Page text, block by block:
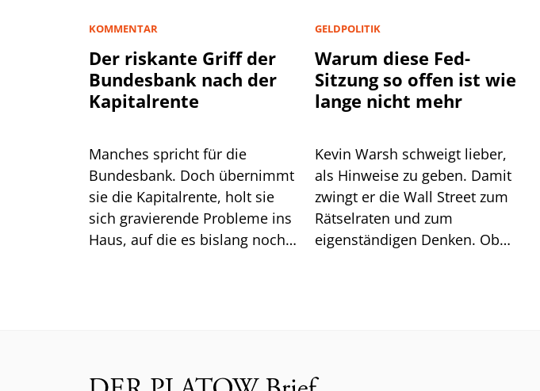
KOMMENTAR
Der riskante Griff der
Bundesbank nach der
Kapitalrente
Manches spricht für die
Bundesbank. Doch übernimmt
sie die Kapitalrente, holt sie
sich gravierende Probleme ins
Haus, auf die es bislang noch
GELDPOLITIK
Warum diese Fed-
Sitzung so offen ist wie
lange nicht mehr
Kevin Warsh schweigt lieber,
als Hinweise zu geben. Damit
zwingt er die Wall Street zum
Rätselraten und zum
eigenständigen Denken. Ob